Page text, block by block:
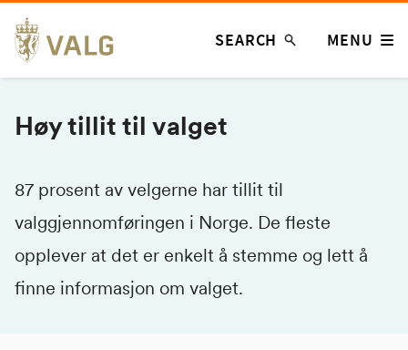
Skip
to
content
SEARCH MENU
Høy tillit til valget
87 prosent av velgerne har tillit til
valggjennomføringen i Norge. De fleste
opplever at det er enkelt å stemme og lett å
finne informasjon om valget.